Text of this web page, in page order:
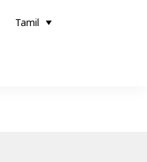
Tamil